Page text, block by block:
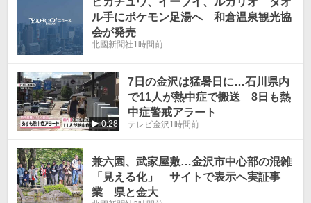
ル手にポケモン足湯へ 和倉温泉観光協
会が発売
北國新聞社1時間前
0:28
7日の金沢は猛暑日に…石川県内
で11人が熱中症で搬送 8日も熱
中症警戒アラート
テレビ金沢 1時間前
兼六園、武家屋敷…金沢市中心部の混雑
「見える化」 サイトで表示へ実証事
業 県と金大